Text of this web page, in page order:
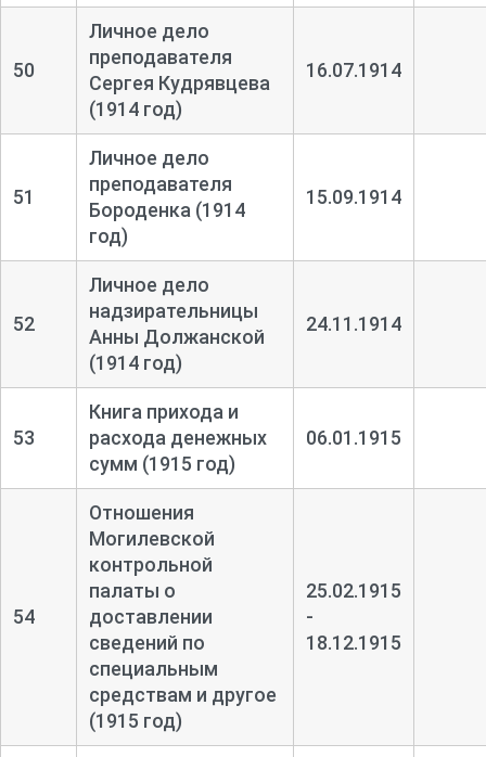
50
Личное дело
преподавателя
Сергея Кудрявцева
(1914 год)
16.07.1914
51
Личное дело
преподавателя
Бороденка (1914
год)
15.09.1914
52
Личное дело
надзирательницы
Анны Должанской
(1914 год)
24.11.1914
53
Книга прихода и
расхода денежных
сумм (1915 год)
06.01.1915
54
Отношения
Могилевской
контрольной
палаты о
доставлении
сведений по
специальным
средствам и другое
(1915 год)
25.02.1915
-
18.12.1915